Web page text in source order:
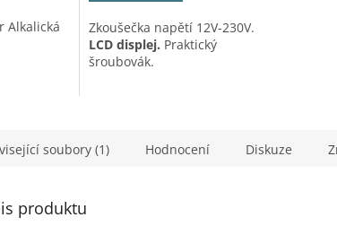
Alkalická
Zkoušečka napětí 12V-230V.
LCD displej. Praktický
šroubovák.
soubory (1) Hodnocení Diskuze
produktu